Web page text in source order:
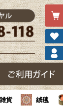
雑貨 絨毯